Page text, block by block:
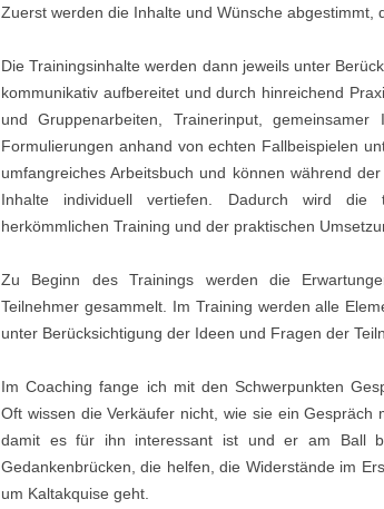
Zuerst werden die Inhalte und Wünsche abgestimmt,
Die Trainingsinhalte werden dann jeweils unter
kommunikativ aufbereitet und durch hinreichend
und Gruppenarbeiten, Trainerinput,
Formulierungen anhand von echten Fallbeispielen
umfangreiches Arbeitsbuch und können während
Inhalte individuell vertiefen. Dadurch wird die
herkömmlichen Training und der praktischen
Zu Beginn des Trainings werden die
Teilnehmer gesammelt. Im Training werden alle
unter Berücksichtigung der Ideen und Fragen der
Im Coaching fange ich mit den Schwerpunkten
Oft wissen die Verkäufer nicht, wie sie ein Gespräch
damit es für ihn interessant ist und er am Ball
Gedankenbrücken, die helfen, die Widerstände im
um Kaltakquise geht.